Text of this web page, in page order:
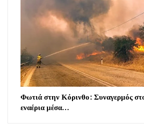
Φωτιά στην Κόρινθο: Συναγερμός
εναέρια μέσα…